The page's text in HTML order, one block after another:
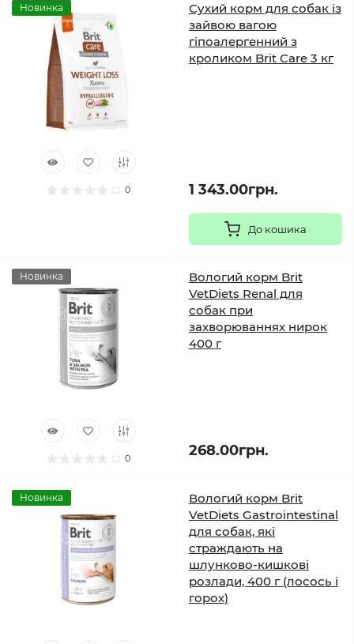
Новинка
0
Сухий корм для собак із
зайвою вагою
гіпоалергенний з
кроликом Brit Care 3 кг
1 343.00грн.
До кошика
Новинка
0
Вологий корм Brit
VetDiets Renal для
собак при
захворюваннях нирок
400 г
268.00грн.
Новинка
Вологий корм Brit
VetDiets Gastrointestinal
для собак, які
страждають на
шлунково-кишкові
розлади, 400 г (лосось і
горох)